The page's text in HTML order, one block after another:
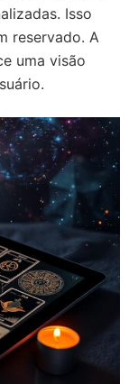
Isso
reservado. A
uma visão